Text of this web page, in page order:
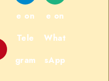
e on
Tele
gram
e on
What
sApp